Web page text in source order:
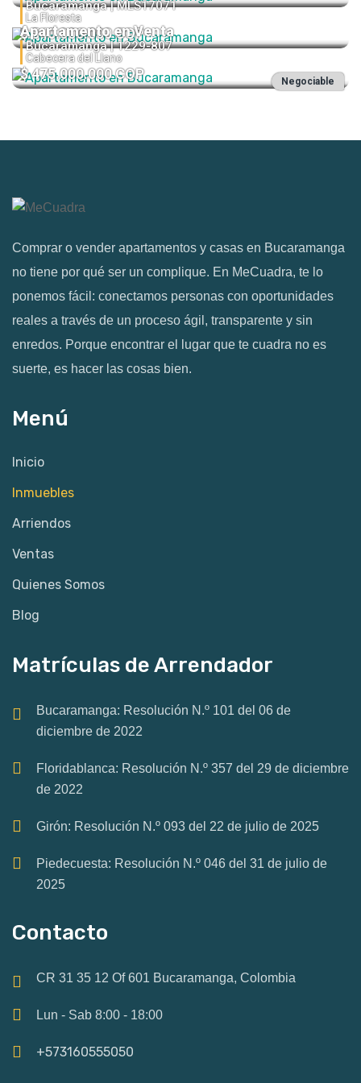
Bucaramanga |MLS17071
La Floresta
$ 540.000.000 COP
Negociable
Apartamento en Venta
Bucaramanga |1229-807
Cabecera del Llano
$ 475.000.000 COP 3 2 1 123
Comprar o vender apartamentos y casas en Bucaramanga
no tiene por qué ser un complique. En MeCuadra, te lo
ponemos fácil: conectamos personas con oportunidades
reales a través de un proceso ágil, transparente y sin
enredos. Porque encontrar el lugar que te cuadra no es
suerte, es hacer las cosas bien.
Menú
Inicio
Inmuebles
Arriendos
Ventas
Quienes Somos
Blog
Matrículas de Arrendador
Bucaramanga: Resolución N.º 101 del 06 de
diciembre de 2022
Floridablanca: Resolución N.º 357 del 29 de diciembre
de 2022
Girón: Resolución N.º 093 del 22 de julio de 2025
Piedecuesta: Resolución N.º 046 del 31 de julio de
2025
Contacto
CR 31 35 12 Of 601 Bucaramanga, Colombia
Lun - Sab 8:00 - 18:00
+573160555050